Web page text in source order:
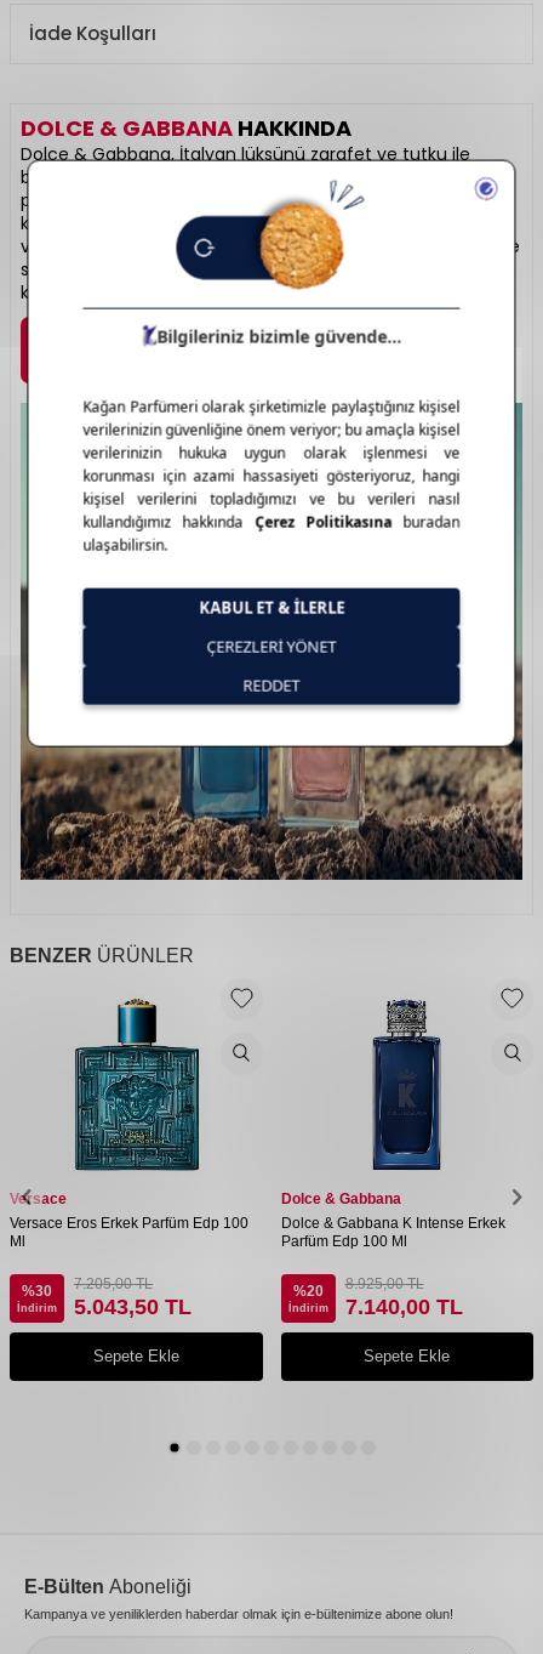
İade Koşulları
DOLCE & GABBANA HAKKINDA
Dolce & Gabbana, İtalyan lüksünü zarafet ve tutku ile
buluşturan prestijli bir markadır. “Light Blue”, “The One” gibi
parfümleriyle hem kadın hem erkek kategorisinde
klasikleşmiş eserlere sahiptir. Çarpıcı notalar, uzun kalıcılık
ve zarif şişe tasarımlarıyla öne çıkar. Akdeniz’in sıcaklığını ve
stilini taşıyan bir duruş sunar. Moda dünyasındaki zarafeti
kokuya taşıyan: Dolce & Gabbana.
Marka Detayı
BENZER ÜRÜNLER
Versace
Versace Eros Erkek Parfüm Edp 100
Ml
%30
İndirim
7.205,00TL
5.043,50 TL
Sepete Ekle
Dolce & Gabbana
Dolce & Gabbana K Intense Erkek
Parfüm Edp 100 Ml
%20
İndirim
8.925,00TL
7.140,00TL
Sepete Ekle
E-Bülten Aboneliği
Kampanya ve yeniliklerden haberdar olmak için e-bültenimize abone olun!